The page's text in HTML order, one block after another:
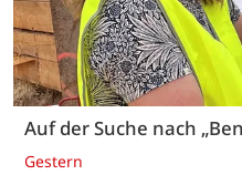
Auf der Suche nach
Gestern